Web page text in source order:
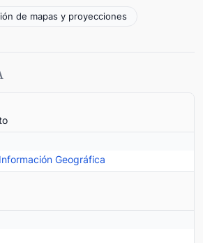
de mapas y proyecciones
Geográfica